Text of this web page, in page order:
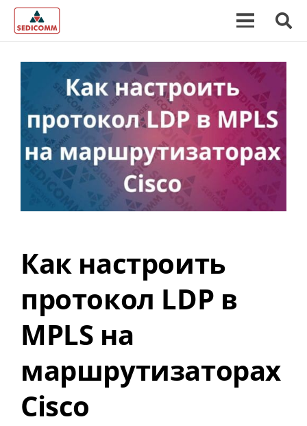
Как настроить
протокол LDP в
MPLS на
маршрутизаторах
Cisco